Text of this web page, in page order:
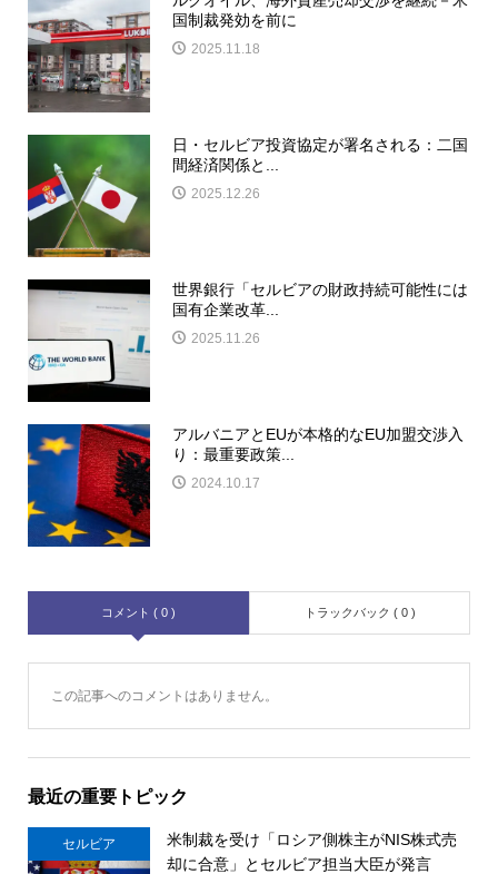
国制裁発効を前に
2025.11.18
日・セルビア投資協定が署名される：二国
間経済関係と...
2025.12.26
世界銀行「セルビアの財政持続可能性には
国有企業改革...
2025.11.26
アルバニアとEUが本格的なEU加盟交渉入
り：最重要政策...
2024.10.17
コメント ( 0 ) トラックバック ( 0 )
この記事へのコメントはありません。
最近の重要トピック
セルビア
米制裁を受け「ロシア側株主がNIS株式売
却に合意」とセルビア担当大臣が発言